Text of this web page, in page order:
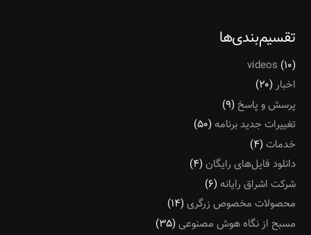
تقسیم‌بندی‌ها
videos (۱۰)
اخبار(۲۰)
پرسش و پاسخ (۹)
تغییرات جدید برنامه (۵۰)
خدمات(۴)
دانلود فایل‌های رایگان(۴)
شرکت اشراق رایانه (۶)
محصولات مخصوص زرگری(۱۴)
مسبح از نگاه هوش مصنوعی(۳۵)